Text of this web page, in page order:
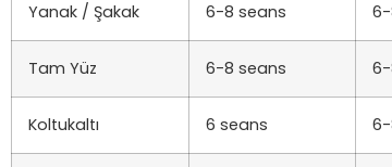
Yanak / Şakak 6-8 seans
Tam Yüz 6-8 seans
Koltukaltı 6 seans